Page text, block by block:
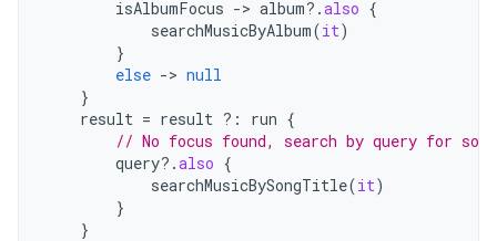
isAlbumFocus -> album?.also {
searchMusicByAlbum(it)
}
else -> null
}
result = result ?: run {
// No focus found, search by query for
query?.also {
searchMusicBySongTitle(it)
}
}